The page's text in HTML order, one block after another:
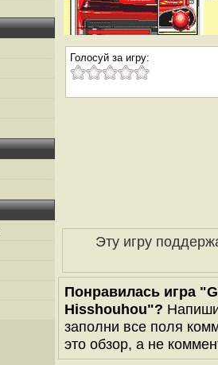
Голосуй за игру:
Эту игру
Понравилась игра
Hisshouhou"?
заполни все поля
это обзор, а не